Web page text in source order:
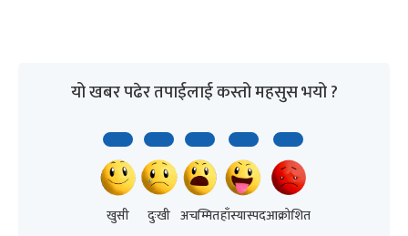
यो खबर पढेर तपाईलाई कस्तो महसुस भयो ?
खुसी दुःखी अचम्मितहाँस्यास्पदआक्रोशित